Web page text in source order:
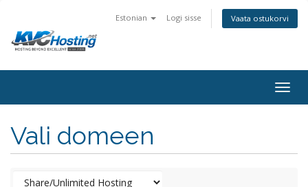
Estonian Logi sisse Vaata ostukorvi
Vali domeen